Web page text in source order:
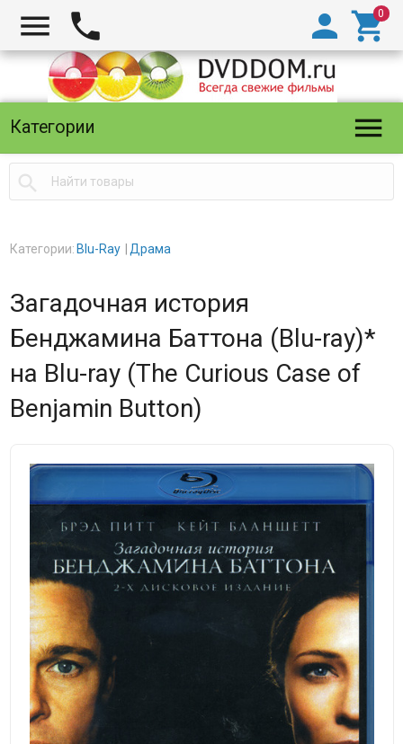
  

Категории 

Категории: Blu-Ray Драма
Загадочная история
Бенджамина Баттона (Blu-ray)*
на Blu-ray (The Curious Case of
Benjamin Button)